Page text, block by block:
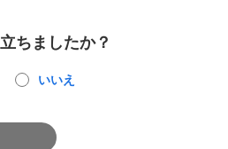
ちましたか？
いいえ